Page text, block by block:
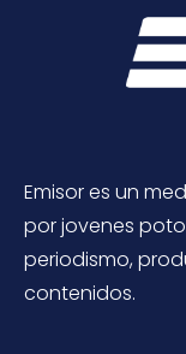
Emisor es un
por jovenes
periodismo,
contenidos.